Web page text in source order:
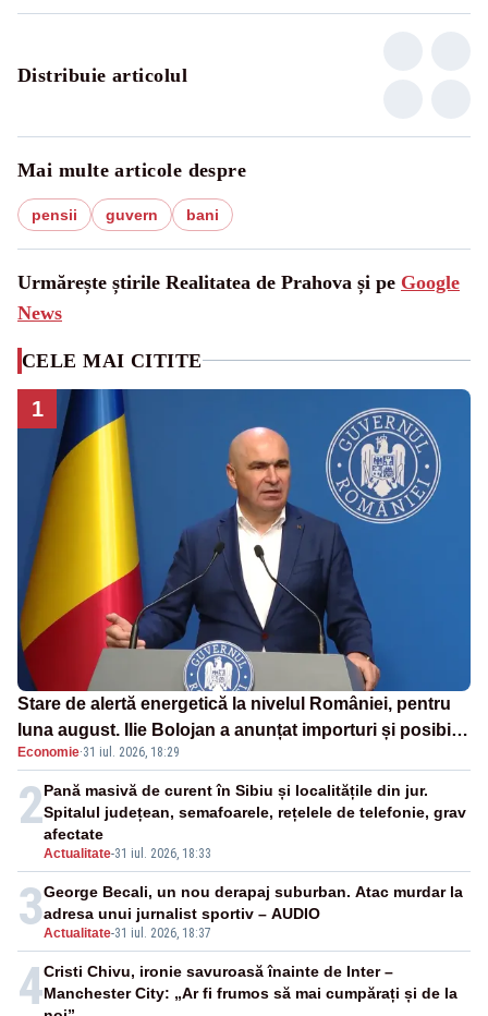
Distribuie articolul
Mai multe articole despre
pensii guvern bani
Urmărește știrile Realitatea de Prahova și pe Google
News
CELE MAI CITITE
1
Stare de alertă energetică la nivelul României, pentru
luna august. Ilie Bolojan a anunțat importuri și posibile
restricții – VIDEO
Economie·31 iul. 2026, 18:29
2
Actualitate-31 iul. 2026, 18:33
Pană masivă de curent în Sibiu și localitățile din jur.
Spitalul județean, semafoarele, rețelele de telefonie, grav
afectate
3Actualitate-31 iul. 2026, 18:37
George Becali, un nou derapaj suburban. Atac murdar la
adresa unui jurnalist sportiv – AUDIO
4Cristi Chivu, ironie savuroasă înainte de Inter –
Manchester City: „Ar fi frumos să mai cumpărați și de la